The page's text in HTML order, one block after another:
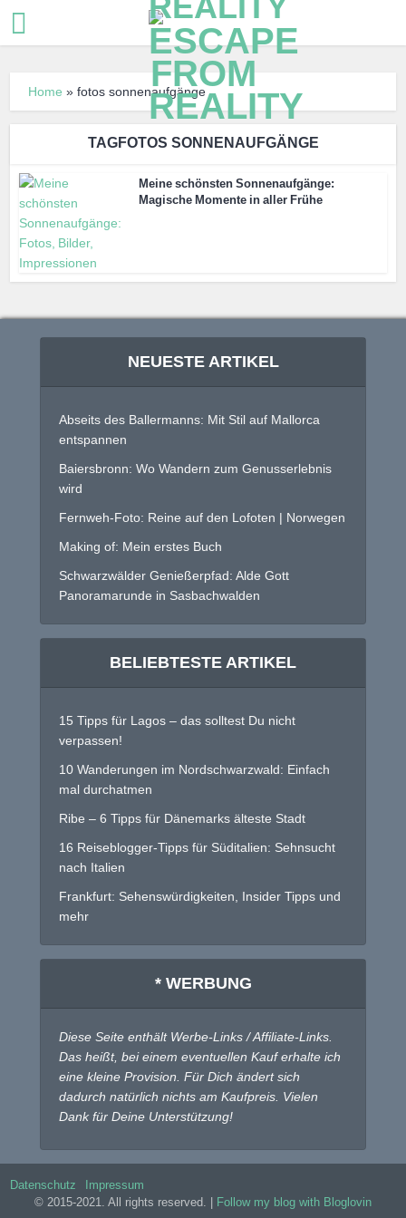
Home »fotos sonnenaufgänge
TAGFOTOS SONNENAUFGÄNGE
Meine schönsten Sonnenaufgänge:
Magische Momente in aller Frühe
NEUESTE ARTIKEL
Abseits des Ballermanns: Mit Stil auf Mallorca
entspannen
Baiersbronn: Wo Wandern zum Genusserlebnis
wird
Fernweh-Foto: Reine auf den Lofoten | Norwegen
Making of: Mein erstes Buch
Schwarzwälder Genießerpfad: Alde Gott
Panoramarunde in Sasbachwalden
BELIEBTESTE ARTIKEL
15 Tipps für Lagos – das solltest Du nicht
verpassen!
10 Wanderungen im Nordschwarzwald: Einfach
mal durchatmen
Ribe – 6 Tipps für Dänemarks älteste Stadt
16 Reiseblogger-Tipps für Süditalien: Sehnsucht
nach Italien
Frankfurt: Sehenswürdigkeiten, Insider Tipps und
mehr
* WERBUNG
Diese Seite enthält Werbe-Links / Affiliate-Links.
Das heißt, bei einem eventuellen Kauf erhalte ich
eine kleine Provision. Für Dich ändert sich
dadurch natürlich nichts am Kaufpreis. Vielen
Dank für Deine Unterstützung!
Datenschutz
Impressum
© 2015-2021. All rights reserved. |
Follow my blog with Bloglovin